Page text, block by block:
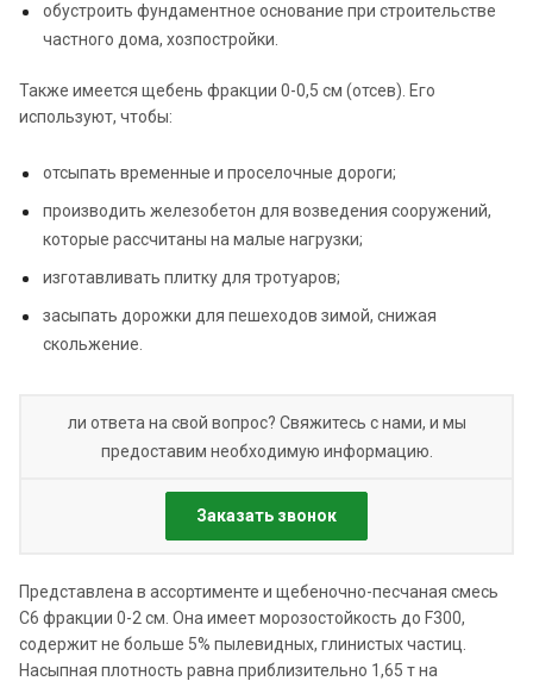
обустроить фундаментное основание при строительстве
частного дома, хозпостройки.
Также имеется щебень фракции 0-0,5 см (отсев). Его
используют, чтобы:
отсыпать временные и проселочные дороги;
производить железобетон для возведения сооружений,
которые рассчитаны на малые нагрузки;
изготавливать плитку для тротуаров;
засыпать дорожки для пешеходов зимой, снижая
скольжение.
ли ответа на свой вопрос? Свяжитесь с нами, и мы
предоставим необходимую информацию.
Заказать звонок
Представлена в ассортименте и щебеночно-песчаная смесь
С6 фракции 0-2 см. Она имеет морозостойкость до F300,
содержит не больше 5% пылевидных, глинистых частиц.
Насыпная плотность равна приблизительно 1,65 т на